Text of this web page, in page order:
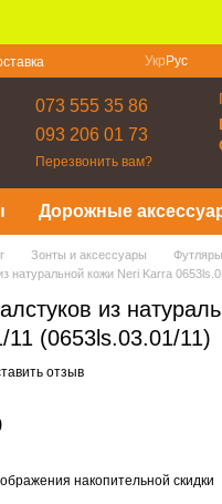
Укр Рус
073 555 35 86
093 206 01 73
Перезвонить вам?
Дорожные
Зонты и аксессуары Футляры
натуральной кожи Neri Karra
из
11 (0653ls.03.01/11)
отзыв
накопительной скидки